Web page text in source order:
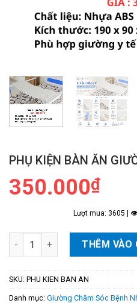
PHỤ KIỆN BÀN ĂN
350.000₫
Lượt mua: 3605 |
Phụ Kiện Bàn Ăn Giường Y Tế
THÊM VÀO
SKU: PHU KIEN BAN AN
Danh mục: Giường Chăm Sóc Bệnh